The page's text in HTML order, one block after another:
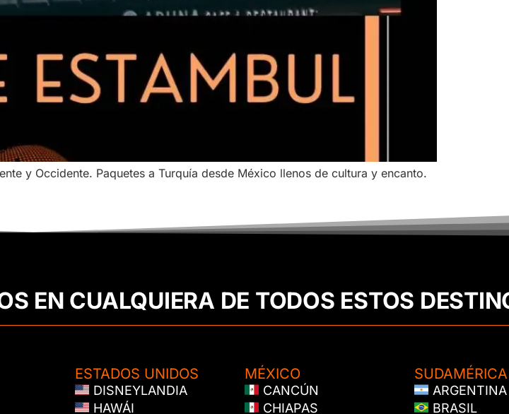
y Occidente. Paquetes a Turquía desde México llenos de cultura y encanto.
EN CUALQUIERA DE TODOS ESTOS
ESTADOS UNIDOS
DISNEYLANDIA
HAWÁI
MÉXICO
CANCÚN
CHIAPAS
SUDAMÉRICA
ARGENTINA
BRASIL